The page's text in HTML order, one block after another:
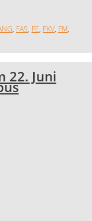
, FAS, FE, FKV, FM,
22. Juni